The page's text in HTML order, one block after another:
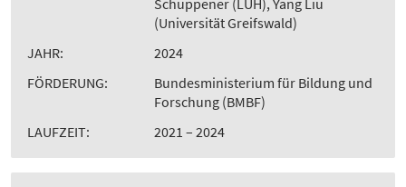
Schuppener (LUH), Yang Liu
(Universität Greifswald)
JAHR:
2024
FÖRDERUNG:
Bundesministerium für Bildung und
Forschung (BMBF)
LAUFZEIT:
2021 – 2024